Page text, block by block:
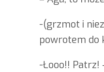
-(grzmot i
powrotem do
-Łooo!! Patrz!